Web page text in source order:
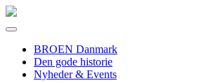
BROEN Danmark
Den gode historie
Nyheder & Events